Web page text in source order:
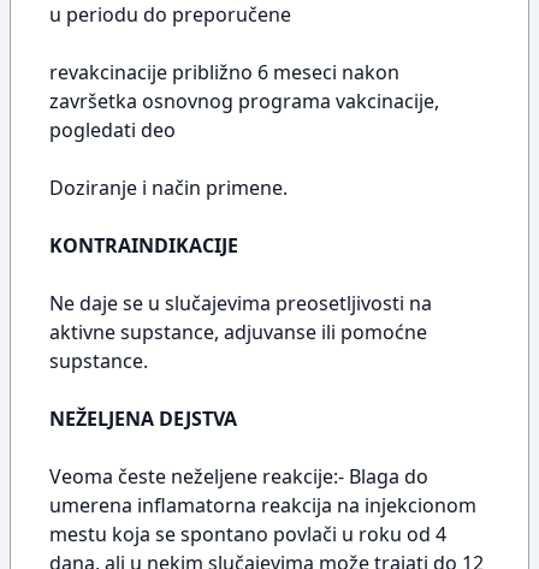
u periodu do preporučene
revakcinacije približno 6 meseci nakon
završetka osnovnog programa vakcinacije,
pogledati deo
Doziranje i način primene.
KONTRAINDIKACIJE
Ne daje se u slučajevima preosetljivosti na
aktivne supstance, adjuvanse ili pomoćne
supstance.
NEŽELJENA DEJSTVA
Veoma česte neželjene reakcije:- Blaga do
umerena inflamatorna reakcija na injekcionom
mestu koja se spontano povlači u roku od 4
dana, ali u nekim slučajevima može trajati do 12